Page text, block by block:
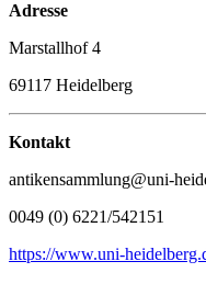
Adresse
Marstallhof 4
69117 Heidelberg
Kontakt
antikensammlung@uni-
0049 (0) 6221/542151
https://www.uni-